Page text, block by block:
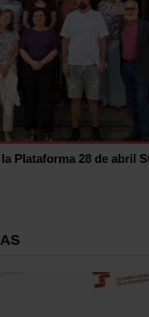
Plataforma 28 de abril